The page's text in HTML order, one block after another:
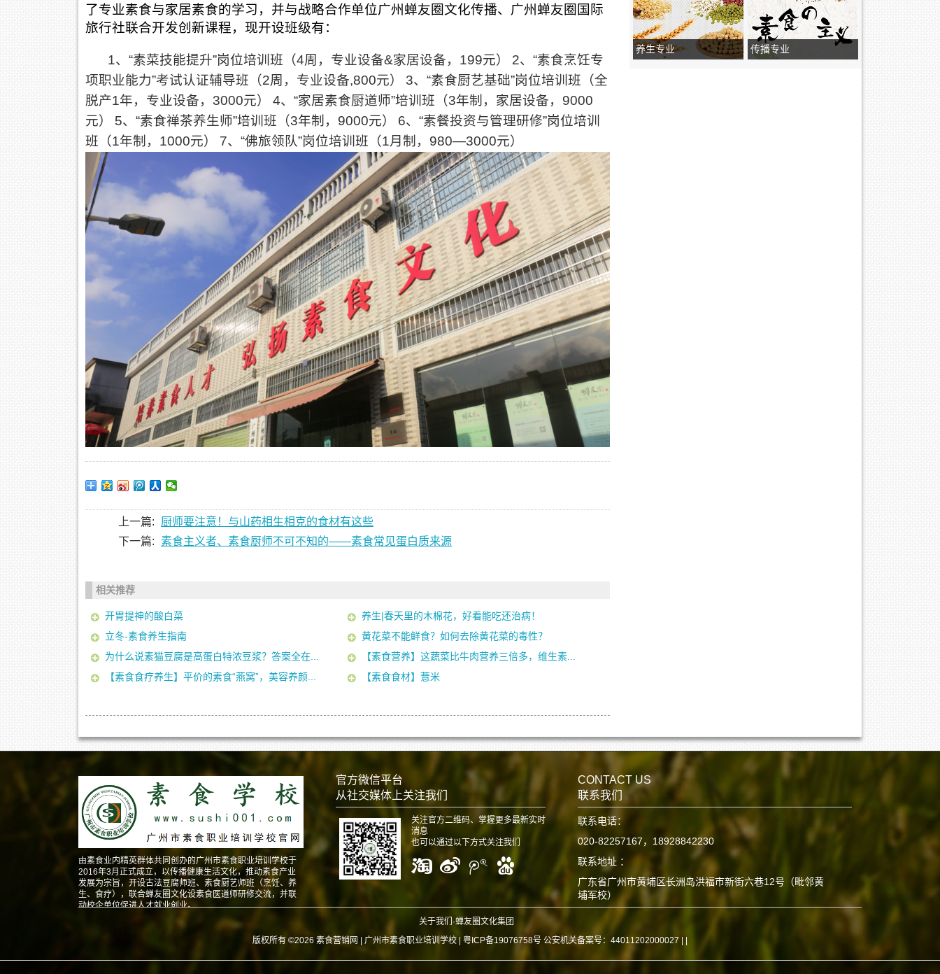
养生专业 传播专业
了专业素食与家居素食的学习，并与战略合作单位广州蝉友圈文化传播、广州蝉友圈国际
旅行社联合开发创新课程，现开设班级有：
1、“素菜技能提升”岗位培训班（4周，专业设备&家居设备，199元）
2、“素食烹饪专
项职业能力”考试认证辅导班（2周，专业设备,800元）
3、“素食厨艺基础”岗位培训班（全
脱产1年，专业设备，3000元）
4、“家居素食厨道师”培训班（3年制，家居设备，9000
元）
5、“素食禅茶养生师”培训班（3年制，9000元）
6、“素餐投资与管理研修”岗位培训
班（1年制，1000元）
7、“佛旅领队”岗位培训班（1月制，980—3000元）
上一篇:
厨师要注意！与山药相生相克的食材有这些
下一篇: 素食主义者、素食厨师不可不知的——素食常见蛋白质来源
相关推荐
开胃提神的酸白菜
养生|春天里的木棉花，好看能吃还治病！
立冬-素食养生指南
黄花菜不能鲜食？如何去除黄花菜的毒性？
为什么说素猫豆腐是高蛋白特浓豆浆？答案全在...
【素食营养】这蔬菜比牛肉营养三倍多，维生素...
【素食食疗养生】平价的素食“燕窝”，美容养颜...
【素食食材】薏米
由素食业内精英群体共同创办的广州市素食职业培训学校于
2016年3月正式成立，以传播健康生活文化，推动素食产业
发展为宗旨，开设古法豆腐师班、素食厨艺师班（烹饪、养
生、食疗），联合蝉友圈文化设素食医道师研修交流，并联
动校企单位促进人才就业创业。
官方微信平台
从社交媒体上关注我们
关注官方二维码、掌握更多最新实时
消息
也可以通过以下方式关注我们
CONTACT US
联系我们
联系电话：
020-82257167，18928842230
联系地址 ：
广东省广州市黄埔区长洲岛洪福市新街六巷12号（毗邻黄
埔军校）
关于我们·蝉友圈文化集团
版权所有 ©2026 素食营销网 | 广州市素食职业培训学校 | 粤ICP备19076758号 公安机关备案号：44011202000027 |